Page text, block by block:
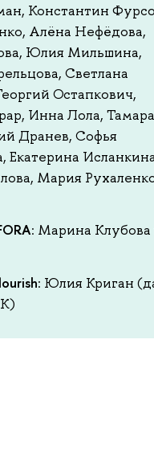
Константин
Алёна Нефёдова,
Юлия Мильшина,
Светлана
Остапкович,
Инна Лола, Тамара
Дранев, Софья
Екатерина
Мария
: Марина Клубова
: Юлия Криган